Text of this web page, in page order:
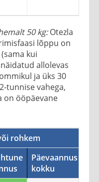
50 kg:Otezla
lõppu on
kui
allolevas
ja üks 30
tunnise vahega,
on ööpäevane
rohkem
Päevaannus
kokku